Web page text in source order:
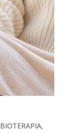
BIOTERAPIA,